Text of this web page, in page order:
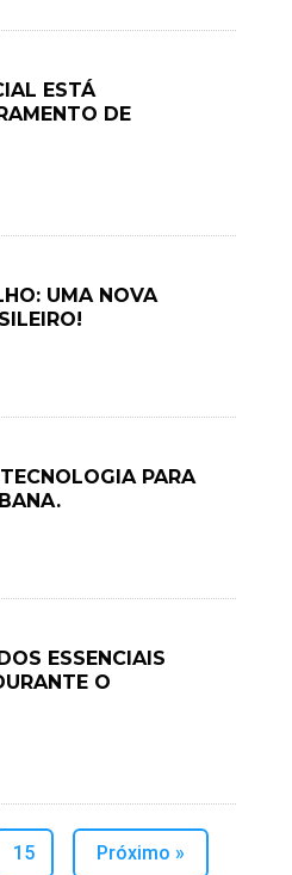
ESTÁ
DE
UMA NOVA
PARA
ESSENCIAIS
O
15 Próximo »